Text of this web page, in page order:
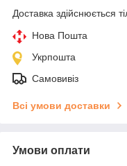
Доставка здійснюється
Нова Пошта
Укрпошта
Самовивіз
Всі умови доставки
Умови оплати